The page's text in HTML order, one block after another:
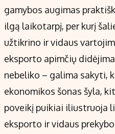
gamybos augimas
ilgą laikotarpį, per kurį
užtikrino ir vidaus
eksporto apimčių
nebeliko – galima sakyti,
ekonomikos šonas šyla,
poveikį puikiai iliustruoja
eksporto ir vidaus